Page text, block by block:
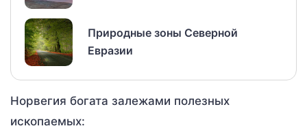
Природные зоны Северной
Евразии
Норвегия богата залежами полезных
ископаемых: